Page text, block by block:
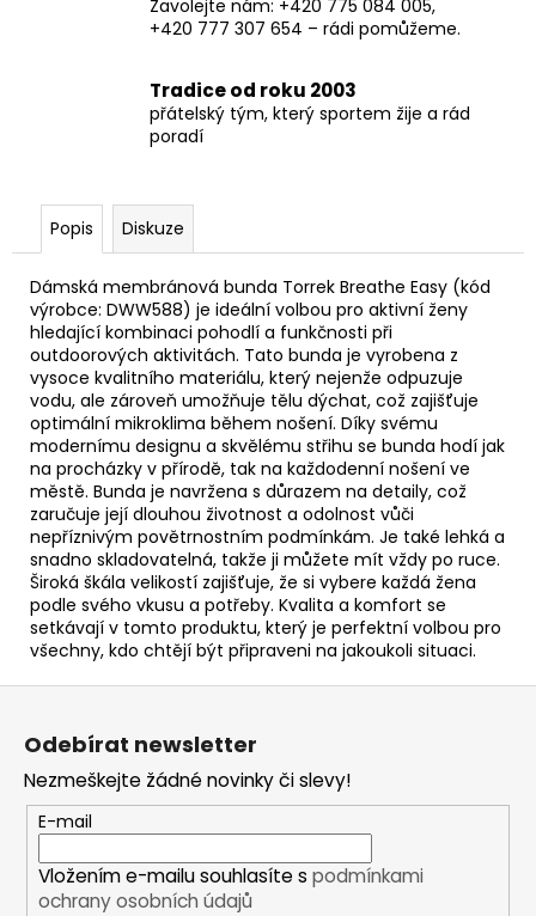
Zavolejte nám: +420 775 084 005,
+420 777 307 654 – rádi pomůžeme.
Tradice od roku 2003
přátelský tým, který sportem žije a rád
poradí
Popis Diskuze
Dámská membránová bunda Torrek Breathe Easy (kód
výrobce: DWW588) je ideální volbou pro aktivní ženy
hledající kombinaci pohodlí a funkčnosti při
outdoorových aktivitách. Tato bunda je vyrobena z
vysoce kvalitního materiálu, který nejenže odpuzuje
vodu, ale zároveň umožňuje tělu dýchat, což zajišťuje
optimální mikroklima během nošení. Díky svému
modernímu designu a skvělému střihu se bunda hodí jak
na procházky v přírodě, tak na každodenní nošení ve
městě. Bunda je navržena s důrazem na detaily, což
zaručuje její dlouhou životnost a odolnost vůči
nepříznivým povětrnostním podmínkám. Je také lehká a
snadno skladovatelná, takže ji můžete mít vždy po ruce.
Široká škála velikostí zajišťuje, že si vybere každá žena
podle svého vkusu a potřeby. Kvalita a komfort se
setkávají v tomto produktu, který je perfektní volbou pro
všechny, kdo chtějí být připraveni na jakoukoli situaci.
Z
Odebírat newsletter
Nezmeškejte žádné novinky či slevy!
E-mail
Vložením e-mailu souhlasíte s podmínkami
ochrany osobních údajů